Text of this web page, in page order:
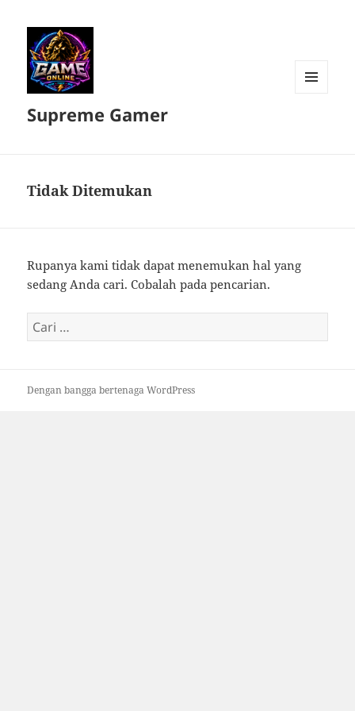
Supreme Gamer
Tidak Ditemukan
Rupanya kami tidak dapat menemukan hal yang
sedang Anda cari. Cobalah pada pencarian.
Cari
untuk:
Dengan bangga bertenaga WordPress